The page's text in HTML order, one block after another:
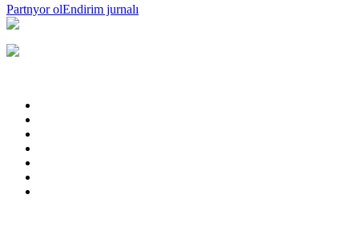
Partnyor olEndirim jurnalı